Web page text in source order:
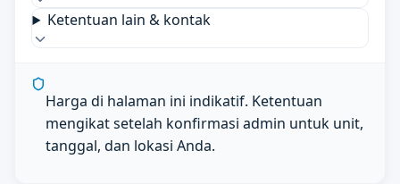
Ketentuan lain & kontak
Harga di halaman ini indikatif. Ketentuan
mengikat setelah konfirmasi admin untuk unit,
tanggal, dan lokasi Anda.